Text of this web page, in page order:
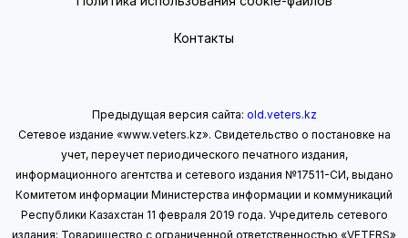
Контакты
Предыдущая версия сайта: old.veters.kz
Сетевое издание «www.veters.kz». Свидетельство о постановке на
учет, переучет периодического печатного издания,
информационного агентства и сетевого издания №17511-СИ, выдано
Комитетом информации Министерства информации и коммуникаций
Республики Казахстан 11 февраля 2019 года. Учредитель сетевого
издания: Товарищество с ограниченной ответственностью «VETERS»